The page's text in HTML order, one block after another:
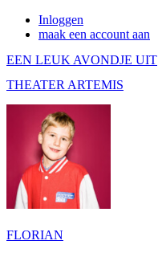
Inloggen
maak een account aan
EEN LEUK AVONDJE UIT
THEATER ARTEMIS
FLORIAN